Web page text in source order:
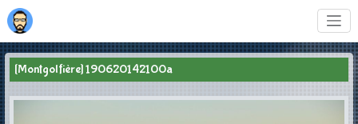
[Montgolfière] 190620142100a